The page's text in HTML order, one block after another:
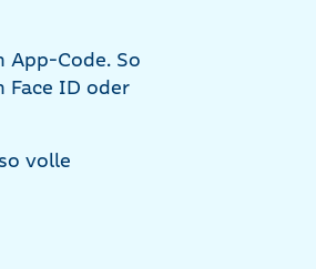
Code. So
Face ID oder
volle